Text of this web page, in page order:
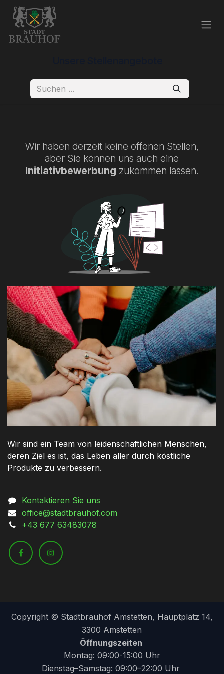
Zum Inhalt springen
Wir haben derzeit keine offenen Stellen,
aber Sie können uns auch eine
Initiativbewerbung zukommen lassen.
Wir sind ein Team von leidenschaftlichen Menschen,
deren Ziel es ist, das Leben aller durch köstliche
Produkte zu verbessern.
Kontaktieren Sie uns
office@stadtbrauhof.com
+43 677 63483078
Copyright © Stadtbrauhof Amstetten, Hauptplatz 14,
3300 Amstetten
Öffnungszeiten
Montag: 09:00-15:00 Uhr
Dienstag–Samstag: 09:00–22:00 Uhr